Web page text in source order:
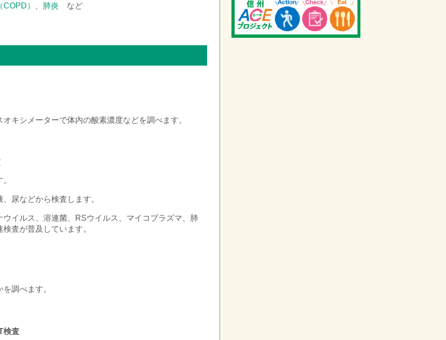
） 肺炎 など
キシメーターで体内の酸素濃度などを調べます。
尿などから検査します。
ウイルス、溶連菌、RSウイルス、マイコプラズマ、肺
査が普及しています。
調べます。
検査